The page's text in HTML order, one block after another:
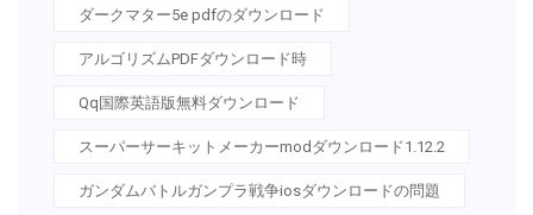
ダークマター5e pdfのダウンロード
アルゴリズムPDFダウンロード時
Qq国際英語版無料ダウンロード
スーパーサーキットメーカーmodダウンロード1.12.2
ガンダムバトルガンプラ戦争iosダウンロードの問題